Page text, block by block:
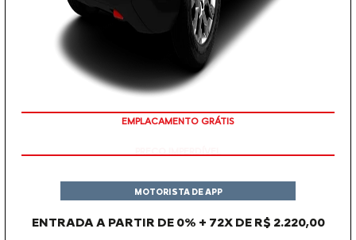
ENTRADA A PARTIR DE 0% + 72X DE R$ 2.220,00
MOTORISTA DE APP